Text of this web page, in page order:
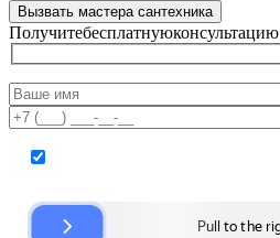
Вызвать мастера сантехника
Получитебесплатнуюконсультацию